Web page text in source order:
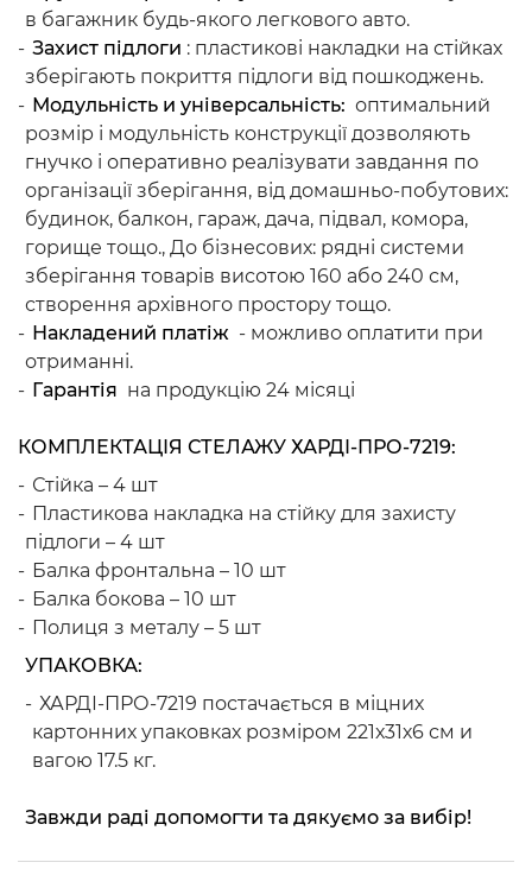
в багажник будь-якого легкового авто.
Захист підлоги : пластикові накладки на стійках
зберігають покриття підлоги від пошкоджень.
Модульність и універсальність: оптимальний
розмір і модульність конструкції дозволяють
гнучко і оперативно реалізувати завдання по
організації зберігання, від домашньо-побутових:
будинок, балкон, гараж, дача, підвал, комора,
горище тощо., До бізнесових: рядні системи
зберігання товарів висотою 160 або 240 см,
створення архівного простору тощо.
Накладений платіж - можливо оплатити при
отриманні.
Гарантія на продукцію 24 місяці
КОМПЛЕКТАЦІЯ СТЕЛАЖУ ХАРДІ-ПРО-7219:
Стійка – 4 шт
Пластикова накладка на стійку для захисту
підлоги – 4 шт
Балка фронтальна – 10 шт
Балка бокова – 10 шт
Полиця з металу – 5 шт
УПАКОВКА:
ХАРДІ-ПРО-7219 постачається в міцних
картонних упаковках розміром 221х31х6 см и
вагою 17.5 кг.
Завжди раді допомогти та дякуємо за вибір!